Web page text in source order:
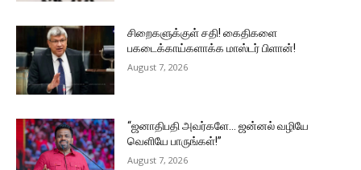
சிறைகளுக்குள் சதி! கைதிகளை
பகடைக்காய்களாக்க மாஸ்டர் பிளான்!
August 7, 2026
“ஜனாதிபதி அவர்களே… ஜன்னல் வழியே
வெளியே பாருங்கள்!”
August 7, 2026